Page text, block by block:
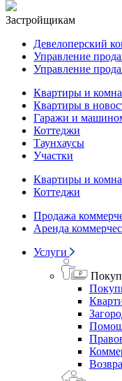
Застройщикам
Девелоперский
Управление
Управление
Квартиры и
Квартиры в
Гаражи и
Коттеджи
Таунхаусы
Участки
Квартиры и
Коттеджи
Продажа
Аренда
Услуги